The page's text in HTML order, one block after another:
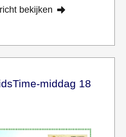
bekijken
middag 18